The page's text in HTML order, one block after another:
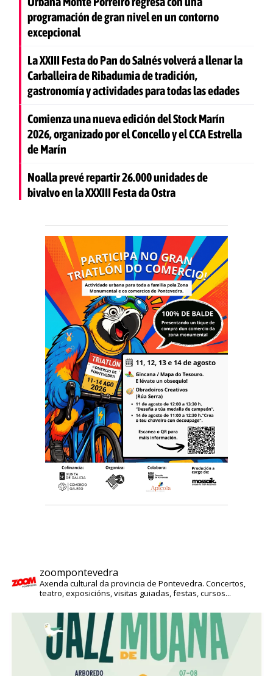
programación de gran nivel en un contorno
excepcional
La XXIII Festa do Pan do Salnés volverá a llenar la
Carballeira de Ribadumia de tradición,
gastronomía y actividades para todas las edades
Comienza una nueva edición del Stock Marín
2026, organizado por el Concello y el CCA Estrella
de Marín
Noalla prevé repartir 26.000 unidades de
bivalvo en la XXXIII Festa da Ostra
zoompontevedra
Axenda cultural da provincia de Pontevedra. Concertos,
teatro, exposicións, visitas guiadas, festas, cursos...